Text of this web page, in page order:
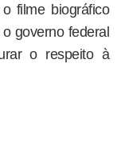
filme biográfico
governo federal
o respeito à